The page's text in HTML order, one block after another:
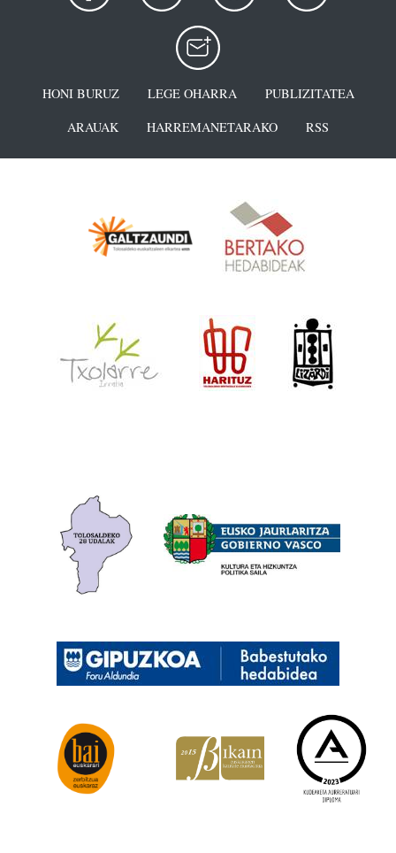
HONI BURUZ LEGE OHARRA
PUBLIZITATEA
ARAUAK
HARREMANETARAKO RSS